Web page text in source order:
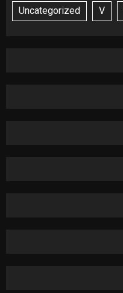
Uncategorized V